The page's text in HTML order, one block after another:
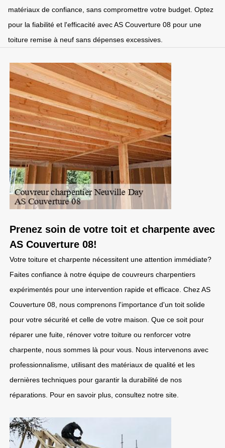
matériaux de confiance, sans compromettre votre budget. Optez
pour la fiabilité et l'efficacité avec AS Couverture 08 pour une
toiture remise à neuf sans dépenses excessives.
Prenez soin de votre toit et charpente avec
AS Couverture 08!
Votre toiture et charpente nécessitent une attention immédiate?
Faites confiance à notre équipe de couvreurs charpentiers
expérimentés pour une intervention rapide et efficace. Chez AS
Couverture 08, nous comprenons l'importance d'un toit solide
pour votre sécurité et celle de votre maison. Que ce soit pour
réparer une fuite, rénover votre toiture ou renforcer votre
charpente, nous sommes là pour vous. Nous intervenons avec
professionnalisme, utilisant des matériaux de qualité et les
dernières techniques pour garantir la durabilité de nos
réparations. Pour en savoir plus, consultez notre site.